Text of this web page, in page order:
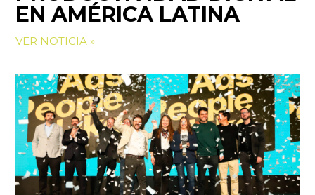
EN AMÉRICA LATINA
VER NOTICIA »